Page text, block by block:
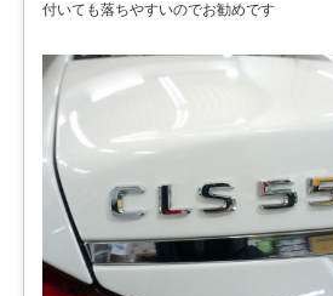
付いても落ちやすいのでお勧めです